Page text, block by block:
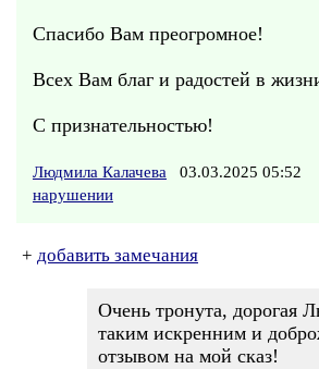
Спасибо Вам преогромное!
Всех Вам благ и радостей в
С признательностью!
Людмила Калачева 03.03.2025 05:52
нарушении
+ добавить замечания
Очень тронута, дорогая
таким искренним и
отзывом на мой сказ!